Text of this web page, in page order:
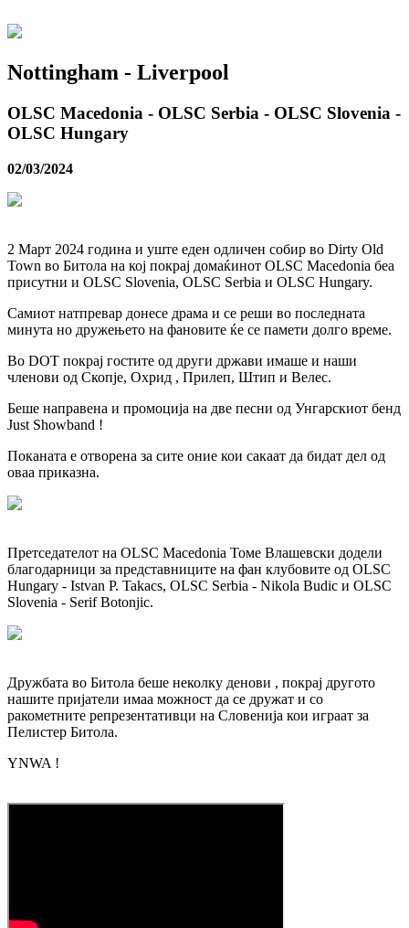
Nottingham - Liverpool
OLSC Macedonia - OLSC Serbia - OLSC Slovenia -
OLSC Hungary
02/03/2024
2 Март 2024 година и уште еден одличен собир во Dirty Old
Town во Битола на кој покрај домаќинот OLSC Macedonia беа
присутни и OLSC Slovenia, OLSC Serbia и OLSC Hungary.
Самиот натпревар донесе драма и се реши во последната
минута но дружењето на фановите ќе се памети долго време.
Во DOT покрај гостите од други држави имаше и наши
членови од Скопје, Охрид , Прилеп, Штип и Велес.
Беше направена и промоција на две песни од Унгарскиот бенд
Just Showband !
Поканата е отворена за сите оние кои сакаат да бидат дел од
оваа приказна.
Претседателот на OLSC Macedonia Томе Влашевски додели
благодарници за представниците на фан клубовите од OLSC
Hungary - Istvan P. Takacs, OLSC Serbia - Nikola Budic и OLSC
Slovenia - Serif Botonjic.
Дружбата во Битола беше неколку денови , покрај другото
нашите пријатели имаа можност да се дружат и со
ракометните репрезентативци на Словенија кои играат за
Пелистер Битола.
YNWA !